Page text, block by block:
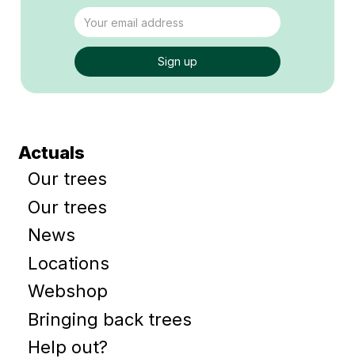
Actuals
Our trees
Our trees
News
Locations
Webshop
Bringing back trees
Help out?